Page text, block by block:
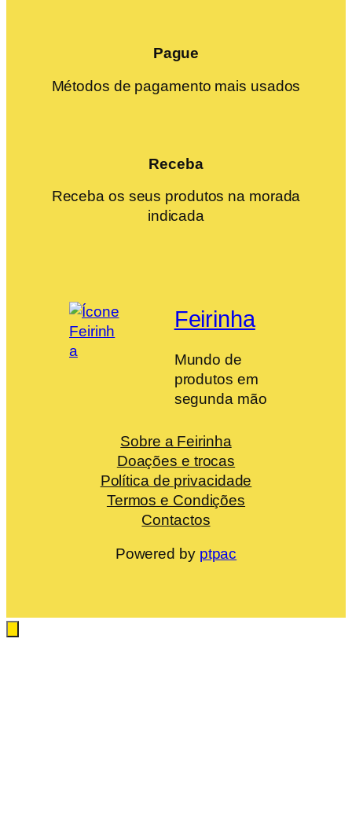
Pague
Métodos de pagamento mais usados
Receba
Receba os seus produtos na morada
indicada
Feirinha
Mundo de
produtos em
segunda mão
Sobre a Feirinha
Doações e trocas
Política de privacidade
Termos e Condições
Contactos
Powered by ptpac